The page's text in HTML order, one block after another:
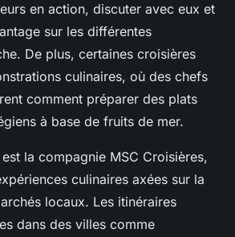
en action, discuter avec eux et
sur les différentes
De plus, certaines croisières
culinaires, où des chefs
comment préparer des plats
à base de fruits de mer.
la compagnie MSC Croisières,
culinaires axées sur la
locaux. Les itinéraires
dans des villes comme